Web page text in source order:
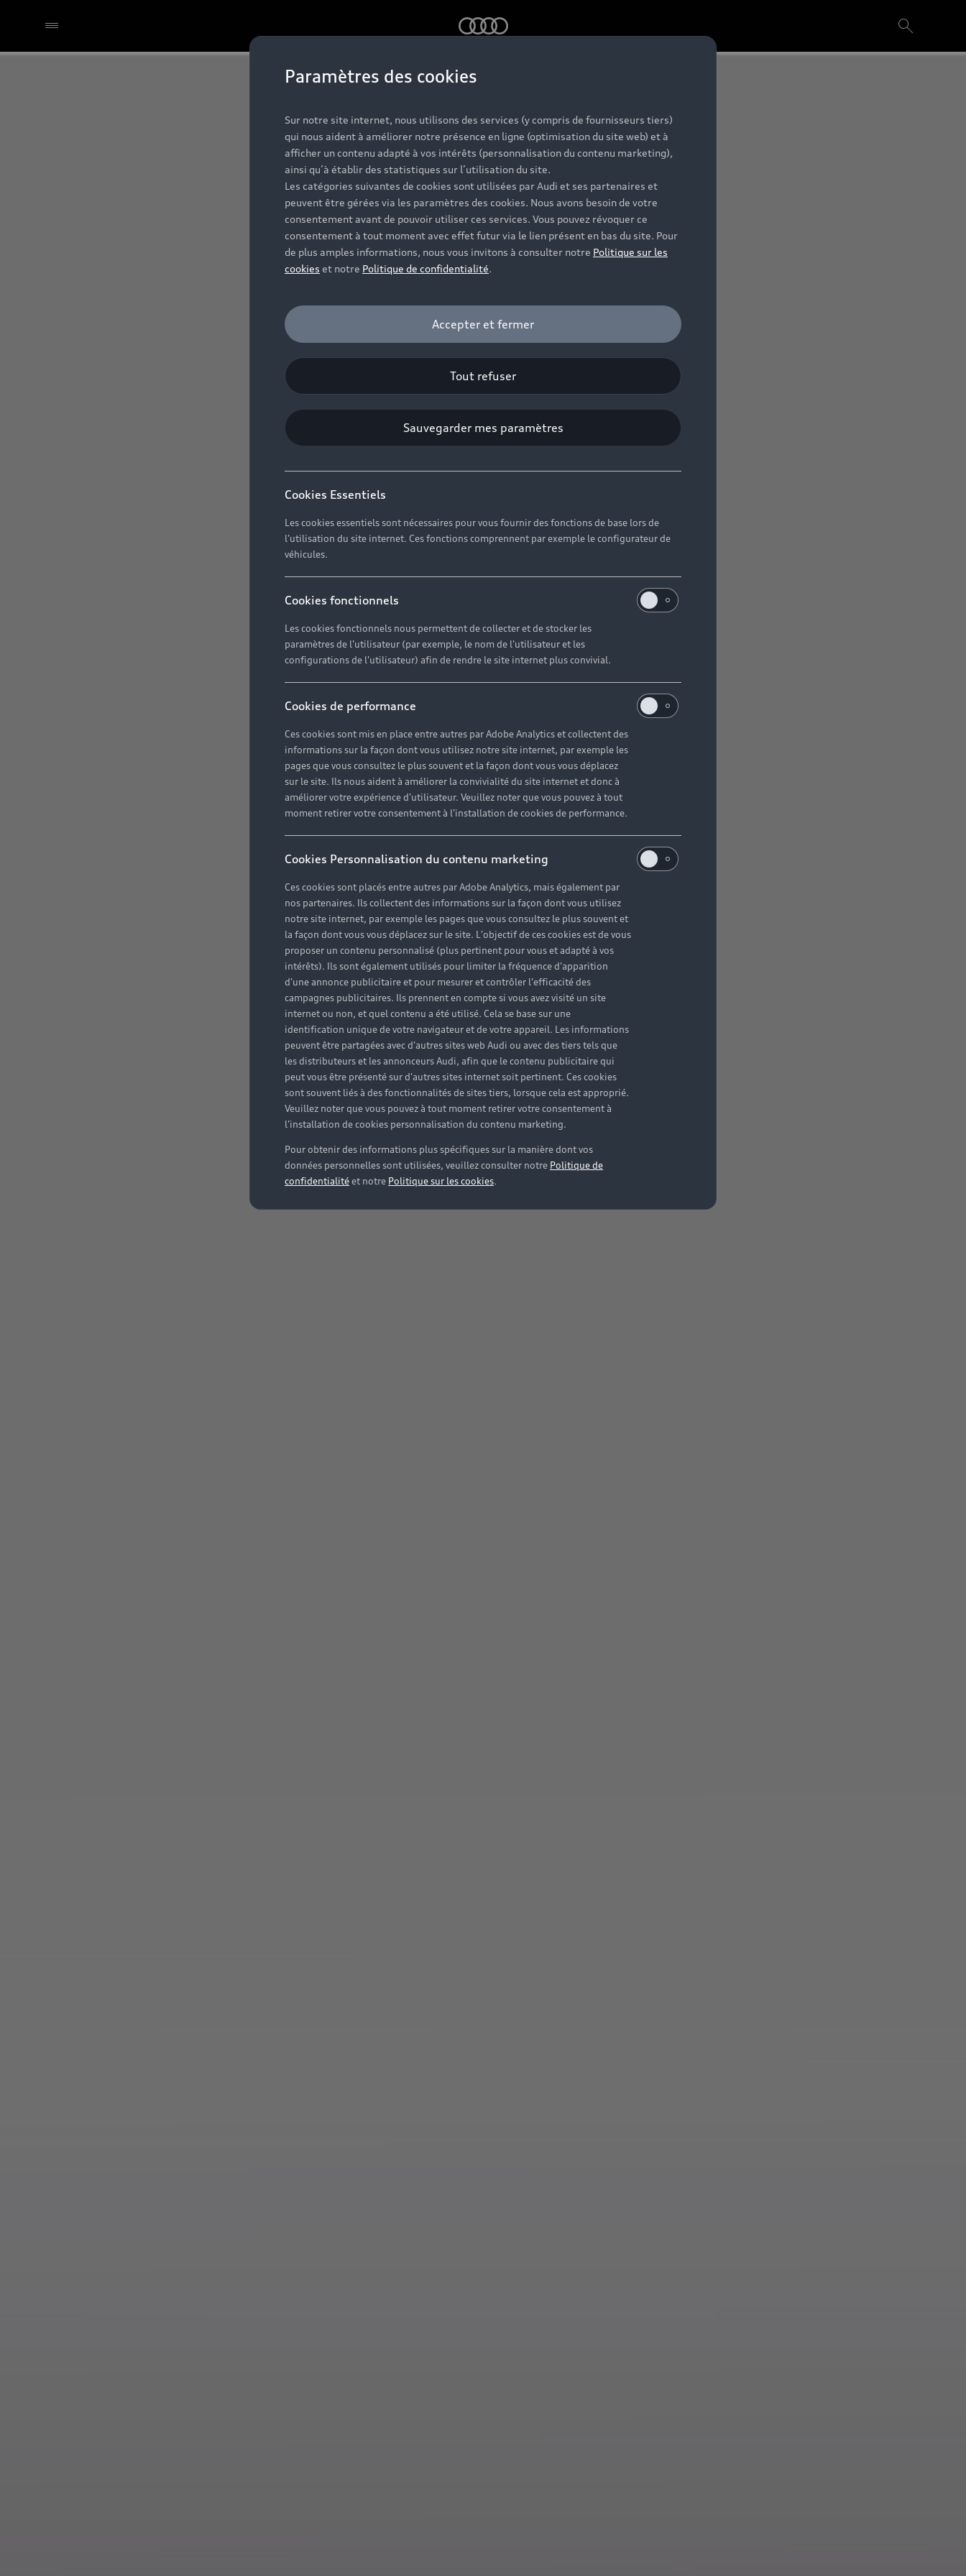
Paramètres des cookies
Sur notre site internet, nous utilisons des services (y compris de fournisseurs tiers)
qui nous aident à améliorer notre présence en ligne (optimisation du site web) et à
afficher un contenu adapté à vos intérêts (personnalisation du contenu marketing),
ainsi qu’à établir des statistiques sur l’utilisation du site.
Les catégories suivantes de cookies sont utilisées par Audi et ses partenaires et
peuvent être gérées via les paramètres des cookies. Nous avons besoin de votre
consentement avant de pouvoir utiliser ces services. Vous pouvez révoquer ce
consentement à tout moment avec effet futur via le lien présent en bas du site. Pour
de plus amples informations, nous vous invitons à consulter notre Politique sur les
cookies et notre Politique de confidentialité.
Accepter et fermer
Tout refuser
Sauvegarder mes paramètres
Cookies Essentiels
Les cookies essentiels sont nécessaires pour vous fournir des fonctions de base lors de
l'utilisation du site internet. Ces fonctions comprennent par exemple le configurateur de
véhicules.
Cookies fonctionnels
Les cookies fonctionnels nous permettent de collecter et de stocker les
paramètres de l'utilisateur (par exemple, le nom de l'utilisateur et les
configurations de l'utilisateur) afin de rendre le site internet plus convivial.
Cookies de performance
Ces cookies sont mis en place entre autres par Adobe Analytics et collectent des
informations sur la façon dont vous utilisez notre site internet, par exemple les
pages que vous consultez le plus souvent et la façon dont vous vous déplacez
sur le site. Ils nous aident à améliorer la convivialité du site internet et donc à
améliorer votre expérience d'utilisateur. Veuillez noter que vous pouvez à tout
moment retirer votre consentement à l'installation de cookies de performance.
Cookies Personnalisation du contenu marketing
Ces cookies sont placés entre autres par Adobe Analytics, mais également par
nos partenaires. Ils collectent des informations sur la façon dont vous utilisez
notre site internet, par exemple les pages que vous consultez le plus souvent et
la façon dont vous vous déplacez sur le site. L'objectif de ces cookies est de vous
proposer un contenu personnalisé (plus pertinent pour vous et adapté à vos
intérêts). Ils sont également utilisés pour limiter la fréquence d'apparition
d'une annonce publicitaire et pour mesurer et contrôler l'efficacité des
campagnes publicitaires. Ils prennent en compte si vous avez visité un site
internet ou non, et quel contenu a été utilisé. Cela se base sur une
identification unique de votre navigateur et de votre appareil. Les informations
peuvent être partagées avec d'autres sites web Audi ou avec des tiers tels que
les distributeurs et les annonceurs Audi, afin que le contenu publicitaire qui
peut vous être présenté sur d'autres sites internet soit pertinent. Ces cookies
sont souvent liés à des fonctionnalités de sites tiers, lorsque cela est approprié.
Veuillez noter que vous pouvez à tout moment retirer votre consentement à
l'installation de cookies personnalisation du contenu marketing.
Pour obtenir des informations plus spécifiques sur la manière dont vos
données personnelles sont utilisées, veuillez consulter notre Politique de
confidentialitéet notre Politique sur les cookies.